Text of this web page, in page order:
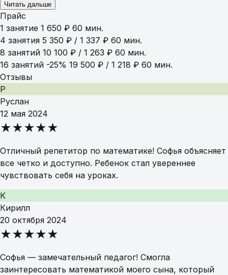
Читать дальше
Прайс
1 занятие 1 650 ₽ 60 мин.
4 занятия 5 350 ₽ / 1 337 ₽ 60 мин.
8 занятий 10 100 ₽ / 1 263 ₽ 60 мин.
16 занятий -25% 19 500 ₽ / 1 218 ₽ 60 мин.
Отзывы
Р
Руслан
12 мая 2024
★★★★★
Отличный репетитор по математике! Софья объясняет
все четко и доступно. Ребенок стал увереннее
чувствовать себя на уроках.
К
Кирилл
20 октября 2024
★★★★★
Софья — замечательный педагог! Смогла
заинтересовать математикой моего сына, который